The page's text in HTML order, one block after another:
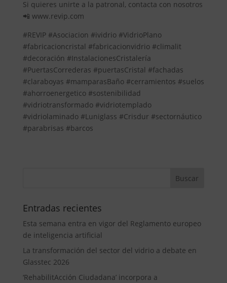
Si quieres unirte a la patronal, contacta con nosotros
📲 www.revip.com
#REVIP #Asociacion #ividrio #VidrioPlano
#fabricacioncristal #fabricacionvidrio #climalit
#decoración #InstalacionesCristalería
#PuertasCorrederas #puertasCristal #fachadas
#claraboyas #mamparasBaño #cerramientos #suelos
#ahorroenergetico #sostenibilidad
#vidriotransformado #vidriotemplado
#vidriolaminado #Luniglass #Crisdur #sectornáutico
#parabrisas #barcos
Entradas recientes
Esta semana entra en vigor del Reglamento europeo
de inteligencia artificial
La transformación del sector del vidrio a debate en
Glasstec 2026
‘RehabilitAcción Ciudadana’ incorpora a